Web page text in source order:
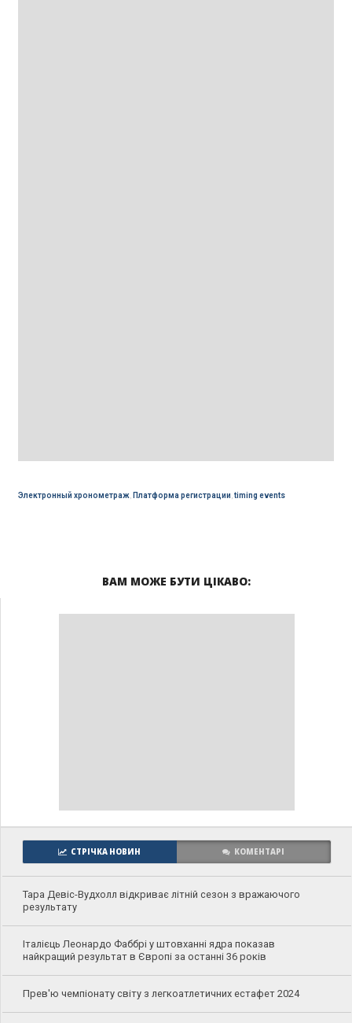
Электронный хронометраж, Платформа регистрации timing events
ВАМ МОЖЕ БУТИ ЦІКАВО:
СТРІЧКА НОВИН КОМЕНТАРІ
Тара Девіс-Вудхолл відкриває літній сезон з вражаючого
результату
Італієць Леонардо Фаббрі у штовханні ядра показав
найкращий результат в Європі за останні 36 років
Прев'ю чемпіонату світу з легкоатлетичних естафет 2024